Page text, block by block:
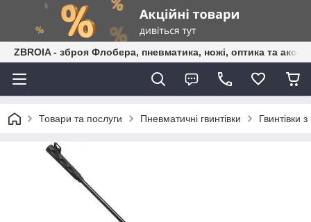
ZBROIA - зброя Флобера, пневматика, ножі, оптика та
Товари та послуги Пневматичні гвинтівки Гвинтівки